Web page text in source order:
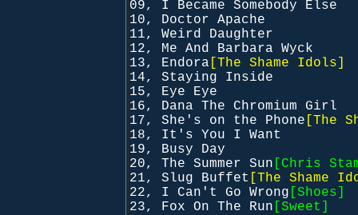
09, I Became Somebody Else
10, Doctor Apache
11, Weird Daughter
12, Me And Barbara Wyck
13, Endora [The Shame Idols]
14, Staying Inside
15, Eye Eye
16, Dana The Chromium Girl
17, She's on the Phone [The
18, It's You I Want
19, Busy Day
20, The Summer Sun [Chris
21, Slug Buffet
[The Shame
22, I Can't Go Wrong [Shoes]
23, Fox On The Run [Sweet]